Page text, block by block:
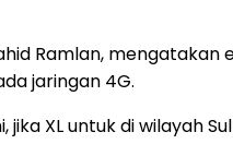
Ramlan,
jaringan 4G.
jika XL untuk di